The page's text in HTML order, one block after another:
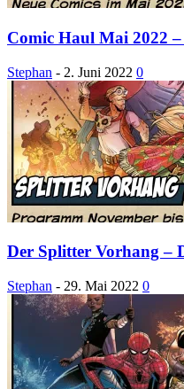
Comic Haul Mai 2022 –
Stephan - 2. Juni 2022 0
Der Splitter Vorhang –
Stephan - 29. Mai 2022 0